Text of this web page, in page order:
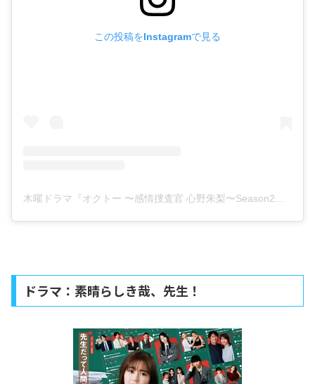
この投稿をInstagramで見る
木曜ドラマ『オクトー 〜感情捜査官 心野朱梨〜Season2』(@8octo_ytv)がシェアした投稿
ドラマ：素晴らしき哉、先生！